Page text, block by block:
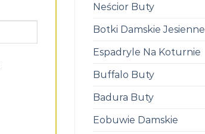
Neścior Buty
Botki Damskie Jesienne
Espadryle Na Koturnie
Buffalo Buty
Badura Buty
Eobuwie Damskie